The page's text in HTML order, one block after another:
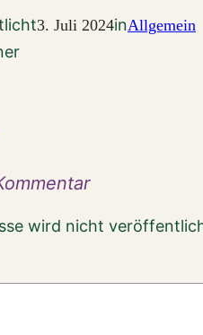
3. Juli 2024inAllgemein
wird nicht